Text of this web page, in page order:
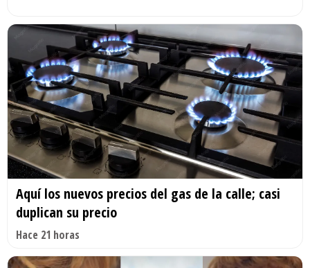
Aquí los nuevos precios del gas de la calle; casi
duplican su precio
Hace 21 horas